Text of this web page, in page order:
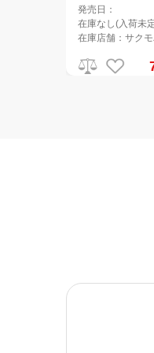
発売日：
在庫なし(入荷未
在庫店舗：サク